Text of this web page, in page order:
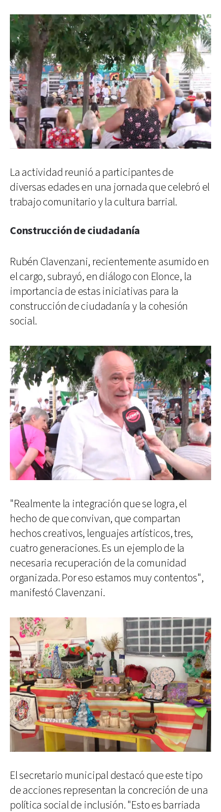
La actividad reunió a participantes de
diversas edades en una jornada que celebró el
trabajo comunitario y la cultura barrial.
Construcción de ciudadanía
Rubén Clavenzani, recientemente asumido en
el cargo, subrayó, en diálogo con Elonce, la
importancia de estas iniciativas para la
construcción de ciudadanía y la cohesión
social.
"Realmente la integración que se logra, el
hecho de que convivan, que compartan
hechos creativos, lenguajes artísticos, tres,
cuatro generaciones. Es un ejemplo de la
necesaria recuperación de la comunidad
organizada. Por eso estamos muy contentos",
manifestó Clavenzani.
El secretario municipal destacó que este tipo
de acciones representan la concreción de una
política social de inclusión. "Esto es barriada